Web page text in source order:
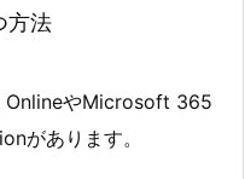
方法
OnlineやMicrosoft 365
があります。